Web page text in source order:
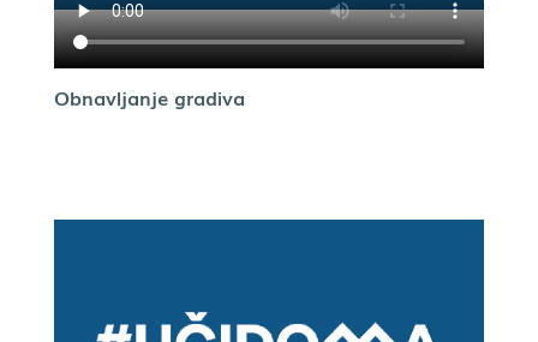
Obnavljanje gradiva